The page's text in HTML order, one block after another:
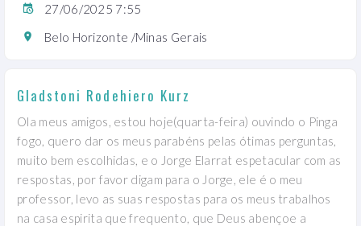
27/06/2025 7:55
Belo Horizonte /Minas Gerais
Gladstoni Rodehiero Kurz
Ola meus amigos, estou hoje(quarta-feira) ouvindo o Pinga
fogo, quero dar os meus parabéns pelas ótimas perguntas,
muito bem escolhidas, e o Jorge Elarrat espetacular com as
respostas, por favor digam para o Jorge, ele é o meu
professor, levo as suas respostas para os meus trabalhos
na casa espirita que frequento, que Deus abençoe a